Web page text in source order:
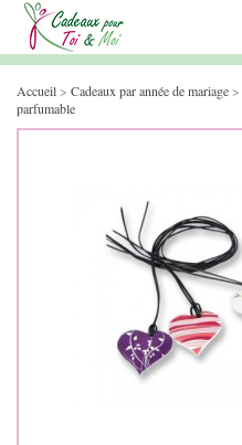
Accueil> Cadeaux par année de mariage>
parfumable